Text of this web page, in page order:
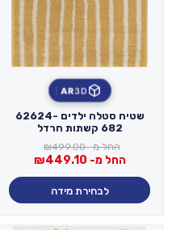
3D
AR
שטיח סטלה ילדים 62624-
682 קשתות חרדל
החל מ- ₪499.00
החל מ- ₪449.10
לבחירת מידה